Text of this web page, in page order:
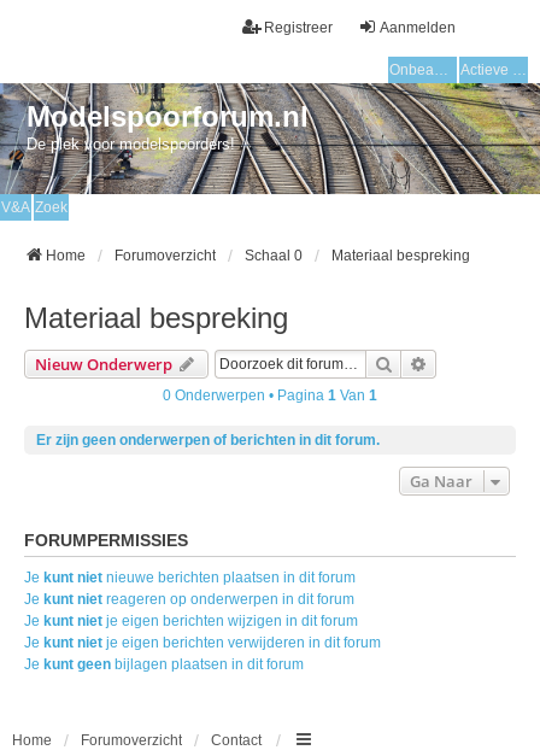
Aanmelden
Registreer
Onbeantwoorde onderwerpen Actieve onderwerpen
Modelspoorforum.nl
De plek voor modelspoorders!
V&A Zoek
Home Forumoverzicht Schaal 0 Materiaal bespreking
Materiaal bespreking
Nieuw Onderwerp Zoek
0 Onderwerpen • Pagina 1 Van 1
Er zijn geen onderwerpen of berichten in dit forum.
Ga Naar
FORUMPERMISSIES
Je kunt niet nieuwe berichten plaatsen in dit forum
Je kunt niet reageren op onderwerpen in dit forum
Je kunt niet je eigen berichten wijzigen in dit forum
Je kunt niet je eigen berichten verwijderen in dit forum
Je kunt geen bijlagen plaatsen in dit forum
Home Forumoverzicht Contact